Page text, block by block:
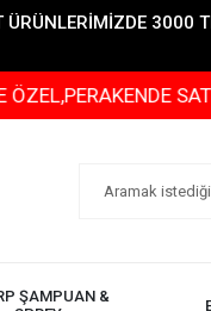
ÜRÜNLERİMİZDE
ŞAMPUAN &